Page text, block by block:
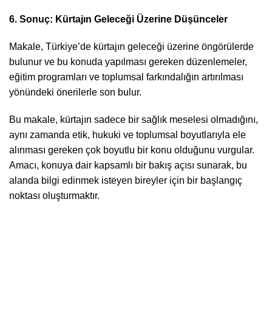
6. Sonuç: Kürtajın Geleceği Üzerine Düşünceler
Makale, Türkiye’de kürtajın geleceği üzerine öngörülerde
bulunur ve bu konuda yapılması gereken düzenlemeler,
eğitim programları ve toplumsal farkındalığın artırılması
yönündeki önerilerle son bulur.
Bu makale, kürtajın sadece bir sağlık meselesi olmadığını,
aynı zamanda etik, hukuki ve toplumsal boyutlarıyla ele
alınması gereken çok boyutlu bir konu olduğunu vurgular.
Amacı, konuya dair kapsamlı bir bakış açısı sunarak, bu
alanda bilgi edinmek isteyen bireyler için bir başlangıç
noktası oluşturmaktır.